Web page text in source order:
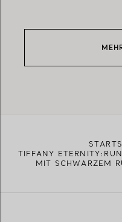
TIFFANY
MIT SCHWARZEM